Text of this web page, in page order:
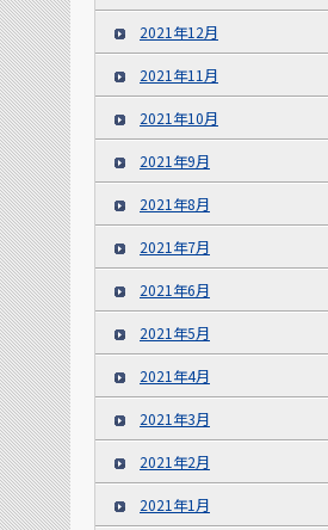
2021年12月
2021年11月
2021年10月
2021年9月
2021年8月
2021年7月
2021年6月
2021年5月
2021年4月
2021年3月
2021年2月
2021年1月